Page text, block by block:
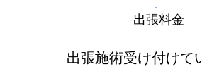
出張料金
出張施術受け付けて